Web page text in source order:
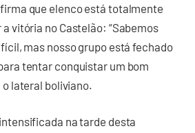
que elenco está totalmente
vitória no Castelão: “Sabemos
mas nosso grupo está fechado
tentar conquistar um bom
lateral boliviano.
na tarde desta